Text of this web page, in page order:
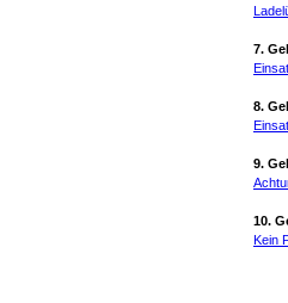
7.
8.
9.
10.
Kein